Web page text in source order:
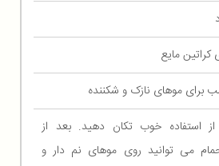
کراتین مایع
برای موهای نازک و شکننده
از استفاده خوب تکان دهید. بعد از
می توانید روی موهای نم دار و